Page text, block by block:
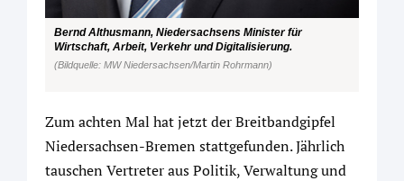
Bernd Althusmann, Niedersachsens Minister für
Wirtschaft, Arbeit, Verkehr und Digitalisierung.
(Bildquelle: MW Niedersachsen/Martin Rohrmann)
Zum achten Mal hat jetzt der Breitbandgipfel
Niedersachsen-Bremen stattgefunden. Jährlich
tauschen Vertreter aus Politik, Verwaltung und